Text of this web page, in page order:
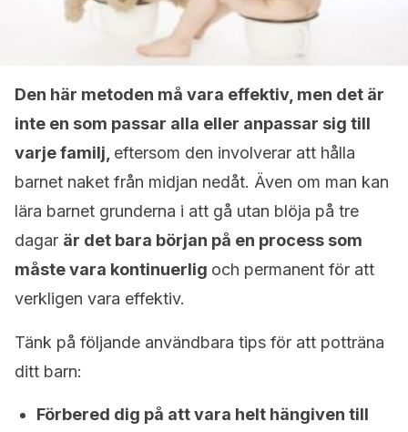
Den här metoden må vara effektiv, men det är
inte en som passar alla eller anpassar sig till
varje familj, eftersom den involverar att hålla
barnet naket från midjan nedåt. Även om man kan
lära barnet grunderna i att gå utan blöja på tre
dagar är det bara början på en process som
måste vara kontinuerlig och permanent för att
verkligen vara effektiv.
Tänk på följande användbara tips för att potträna
ditt barn:
Förbered dig på att vara helt hängiven till